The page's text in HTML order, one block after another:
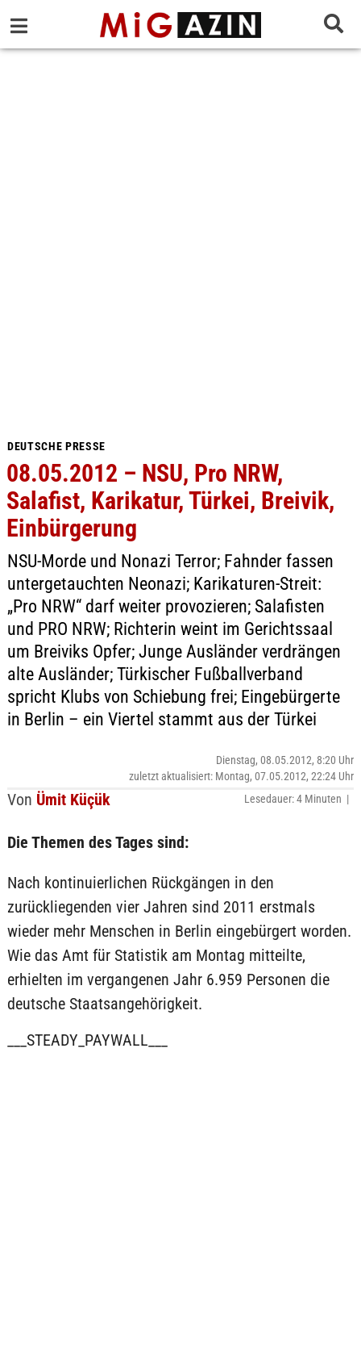
DEUTSCHE PRESSE
08.05.2012 – NSU, Pro NRW,
Salafist, Karikatur, Türkei, Breivik,
Einbürgerung
NSU-Morde und Nonazi Terror; Fahnder fassen
untergetauchten Neonazi; Karikaturen-Streit:
„Pro NRW“ darf weiter provozieren; Salafisten
und PRO NRW; Richterin weint im Gerichtssaal
um Breiviks Opfer; Junge Ausländer verdrängen
alte Ausländer; Türkischer Fußballverband
spricht Klubs von Schiebung frei; Eingebürgerte
in Berlin – ein Viertel stammt aus der Türkei
Von Ümit Küçük
Dienstag, 08.05.2012, 8:20 Uhr
zuletzt aktualisiert: Montag, 07.05.2012, 22:24 Uhr
Lesedauer: 4 Minuten |
Die Themen des Tages sind:
Nach kontinuierlichen Rückgängen in den
zurückliegenden vier Jahren sind 2011 erstmals
wieder mehr Menschen in Berlin eingebürgert worden.
Wie das Amt für Statistik am Montag mitteilte,
erhielten im vergangenen Jahr 6.959 Personen die
deutsche Staatsangehörigkeit.
___STEADY_PAYWALL___